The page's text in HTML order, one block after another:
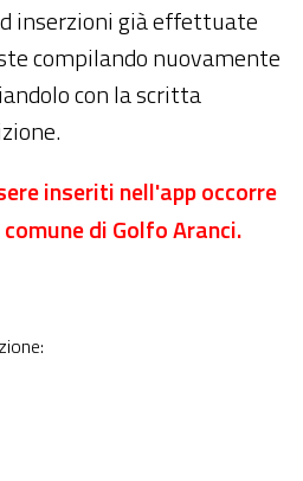
inserzioni già effettuate
compilando nuovamente
con la scritta
inseriti nell'app occorre
di Golfo Aranci.